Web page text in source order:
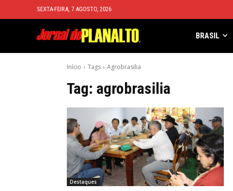
SEXTA-FEIRA, 7 AGOSTO, 2026
BRASIL
Início Tags Agrobrasilia
Tag: agrobrasilia
Destaques